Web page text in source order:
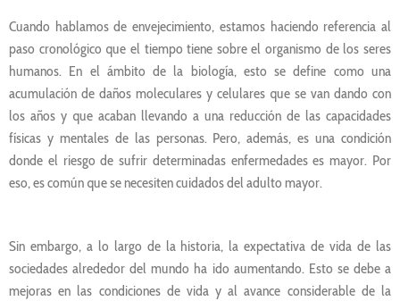
Cuando hablamos de envejecimiento, estamos haciendo referencia al
paso cronológico que el tiempo tiene sobre el organismo de los seres
humanos. En el ámbito de la biología, esto se define como una
acumulación de daños moleculares y celulares que se van dando con
los años y que acaban llevando a una reducción de las capacidades
físicas y mentales de las personas. Pero, además, es una condición
donde el riesgo de sufrir determinadas enfermedades es mayor. Por
eso, es común que se necesiten cuidados del adulto mayor.
Sin embargo, a lo largo de la historia, la expectativa de vida de las
sociedades alrededor del mundo ha ido aumentando. Esto se debe a
mejoras en las condiciones de vida y al avance considerable de la